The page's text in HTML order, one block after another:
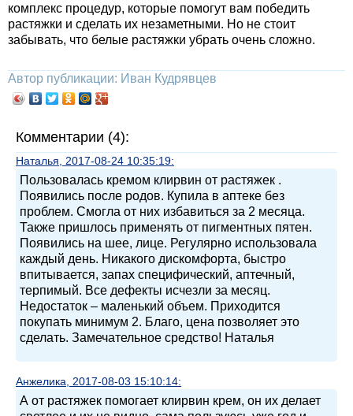
комплекс процедур, которые помогут вам победить
растяжки и сделать их незаметными. Но не стоит
забывать, что белые растяжки убрать очень сложно.
Автор публикации: Иван Кудрявцев
Комментарии (4):
Наталья, 2017-08-24 10:35:19:
Пользовалась кремом клирвин от растяжек .
Появились после родов. Купила в аптеке без
проблем. Смогла от них избавиться за 2 месяца.
Также пришлось применять от пигментных пятен.
Появились на шее, лице. Регулярно использовала
каждый день. Никакого дискомфорта, быстро
впитывается, запах специфический, аптечный,
терпимый. Все дефекты исчезли за месяц.
Недостаток – маленький объем. Приходится
покупать минимум 2. Благо, цена позволяет это
сделать. Замечательное средство! Наталья
Анжелика, 2017-08-03 15:10:14:
А от растяжек помогает клирвин крем, он их делает